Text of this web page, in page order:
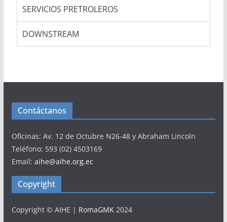
SERVICIOS PRETROLEROS​
DOWNSTREAM​
Contáctanos
Oficinas: Av. 12 de Octubre N26-48 y Abraham Lincoln
Teléfono: 593 (02) 4503169
Email: aihe@aihe.org.ec
Copyright
Copyright © AIHE | RomaGMK2024